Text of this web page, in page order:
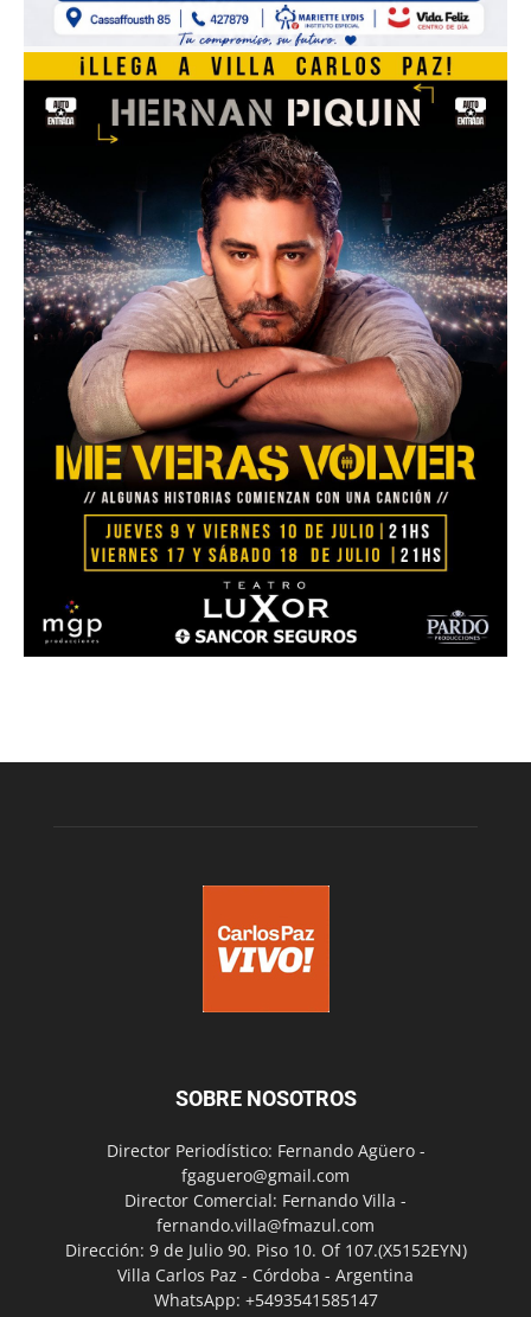
SOBRE NOSOTROS
Director Periodístico: Fernando Agüero -
fgaguero@gmail.com
Director Comercial: Fernando Villa -
fernando.villa@fmazul.com
Dirección: 9 de Julio 90. Piso 10. Of 107.(X5152EYN)
Villa Carlos Paz - Córdoba - Argentina
WhatsApp: +5493541585147